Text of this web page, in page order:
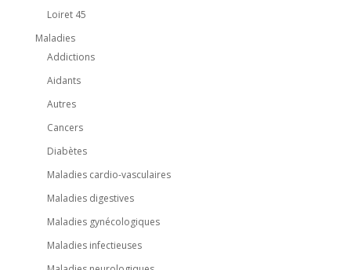
Loiret 45
Maladies
Addictions
Aidants
Autres
Cancers
Diabètes
Maladies cardio-vasculaires
Maladies digestives
Maladies gynécologiques
Maladies infectieuses